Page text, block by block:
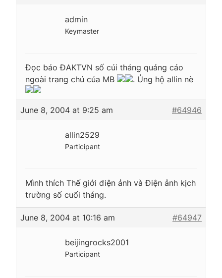
admin
Keymaster
Đọc báo ĐAKTVN số cúi tháng quảng cáo
ngoài trang chủ của MB
. Ủng hộ allin nè
June 8, 2004 at 9:25 am #64946
allin2529
Participant
Mình thích Thế giới điện ảnh và Điện ảnh kịch
trường số cuối tháng.
June 8, 2004 at 10:16 am #64947
beijingrocks2001
Participant